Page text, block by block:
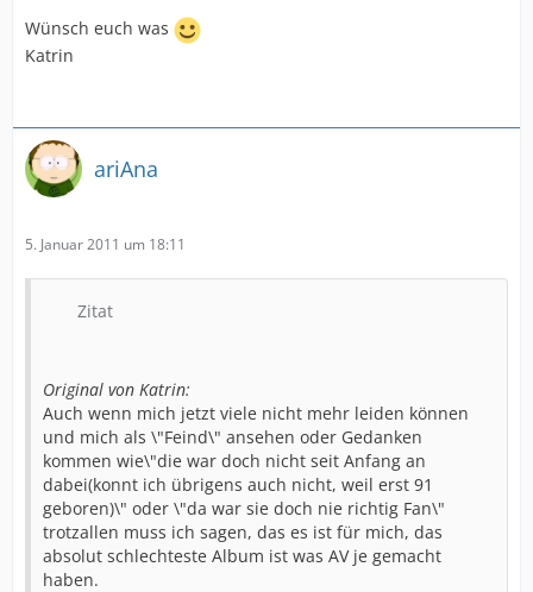
Wünsch euch was
Katrin
ariAna
5. Januar 2011 um 18:11
Zitat
Original von Katrin:
Auch wenn mich jetzt viele nicht mehr leiden können
und mich als \"Feind\" ansehen oder Gedanken
kommen wie\"die war doch nicht seit Anfang an
dabei(konnt ich übrigens auch nicht, weil erst 91
geboren)\" oder \"da war sie doch nie richtig Fan\"
trotzallen muss ich sagen, das es ist für mich, das
absolut schlechteste Album ist was AV je gemacht
haben.